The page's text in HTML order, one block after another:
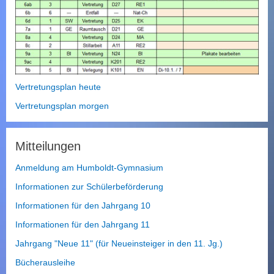
Vertretungsplan heute
Vertretungsplan morgen
Mitteilungen
Anmeldung am Humboldt-Gymnasium
Informationen zur Schülerbeförderung
Informationen für den Jahrgang 10
Informationen für den Jahrgang 11
Jahrgang "Neue 11" (für Neueinsteiger in den 11. Jg.)
Bücherausleihe